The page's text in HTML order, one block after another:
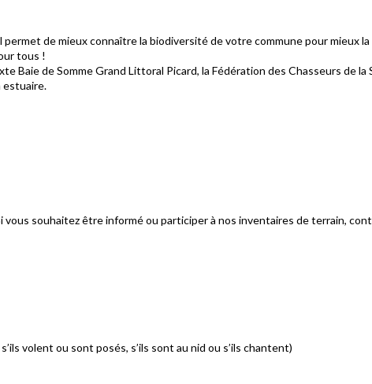
de mieux connaître la biodiversité de votre commune pour mieux
tous !
Baie de Somme Grand Littoral Picard, la Fédération des Chasseurs de la
estuaire.
souhaitez être informé ou participer à nos inventaires de terrain,
volent ou sont posés, s’ils sont au nid ou s’ils chantent)